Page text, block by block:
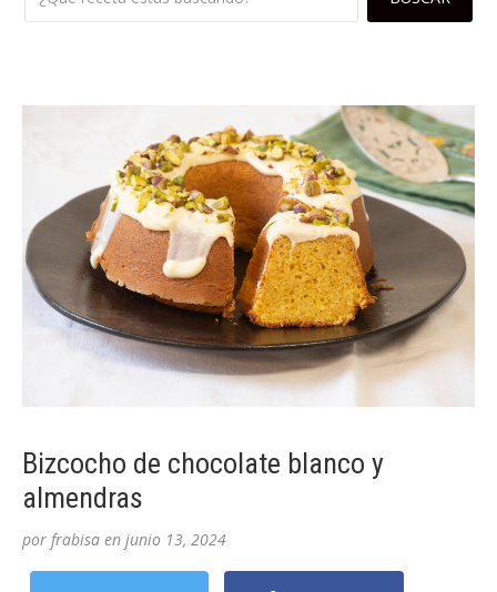
Bizcocho de chocolate blanco y
almendras
por frabisa en junio 13, 2024